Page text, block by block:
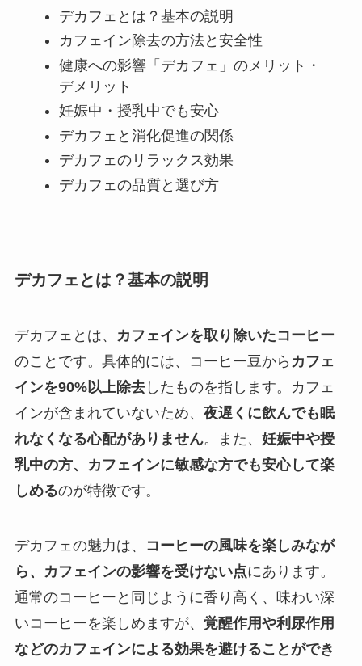
デカフェとは？基本の説明
カフェイン除去の方法と安全性
健康への影響「デカフェ」のメリット・
デメリット
妊娠中・授乳中でも安心
デカフェと消化促進の関係
デカフェのリラックス効果
デカフェの品質と選び方
デカフェとは？基本の説明
デカフェとは、
カフェインを取り除いたコーヒー
のことです。具体的には、コーヒー豆から カフェ
インを90%以上除去したものを指します。カフェ
インが含まれていないため、 夜遅くに飲んでも眠
れなくなる心配がありません。また、 妊娠中や授
乳中の方、カフェインに敏感な方でも安心して楽
しめるのが特徴です。
デカフェの魅力は、
コーヒーの風味を楽しみなが
ら、カフェインの影響を受けない点にあります。
通常のコーヒーと同じように香り高く、味わい深
いコーヒーを楽しめますが、 覚醒作用や利尿作用
などのカフェインによる効果を避けることができ